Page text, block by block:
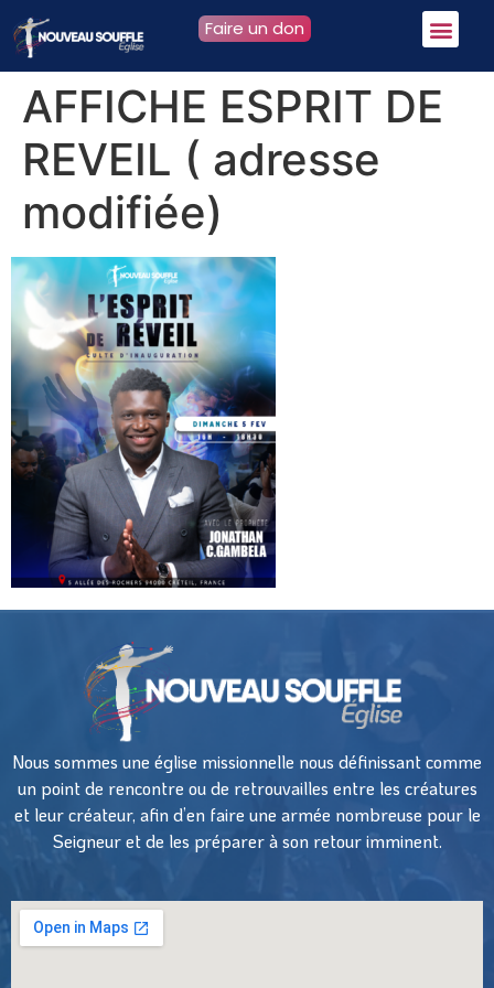
Faire un don
AFFICHE ESPRIT DE
REVEIL ( adresse
modifiée)
Nous sommes une église missionnelle nous définissant comme
un point de rencontre ou de retrouvailles entre les créatures
et leur créateur, afin d’en faire une armée nombreuse pour le
Seigneur et de les préparer à son retour imminent.